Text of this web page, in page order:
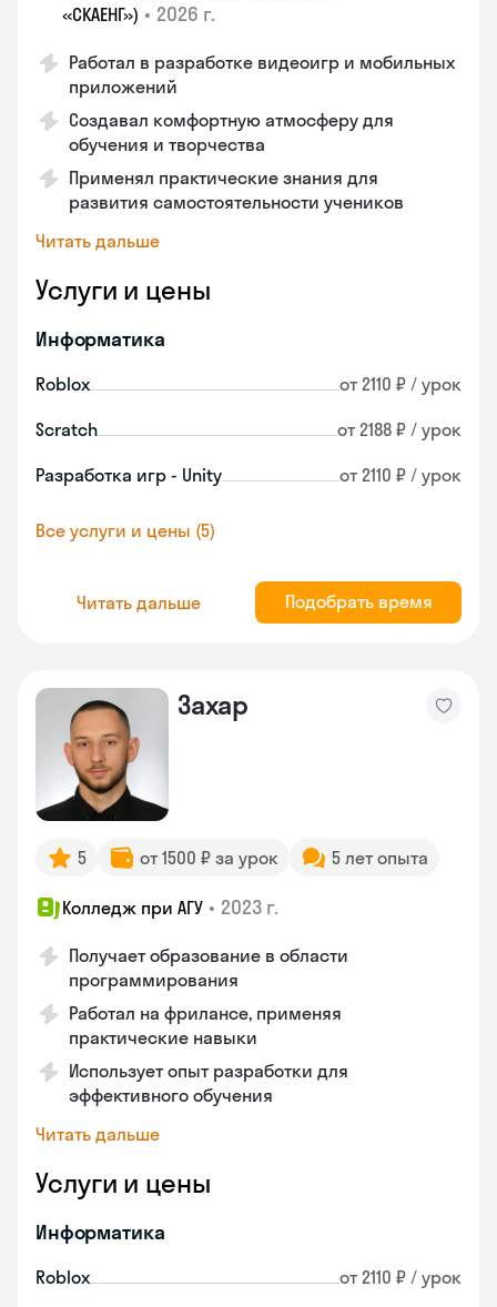
«СКАЕНГ») • 2026 г.
Работал в разработке видеоигр и мобильных
приложений
Создавал комфортную атмосферу для
обучения и творчества
Применял практические знания для
развития самостоятельности учеников
Читать дальше
Услуги и цены
Информатика
Roblox от 2110 ₽ / урок
Scratch от 2188 ₽ / урок
Разработка игр - Unity от 2110 ₽ / урок
Все услуги и цены (5)
Читать дальше Подобрать время
Захар
5 от 1500 ₽ за урок 5 лет опыта
Колледж при АГУ • 2023 г.
Получает образование в области
программирования
Работал на фрилансе, применяя
практические навыки
Использует опыт разработки для
эффективного обучения
Читать дальше
Услуги и цены
Информатика
Roblox от 2110 ₽ / урок